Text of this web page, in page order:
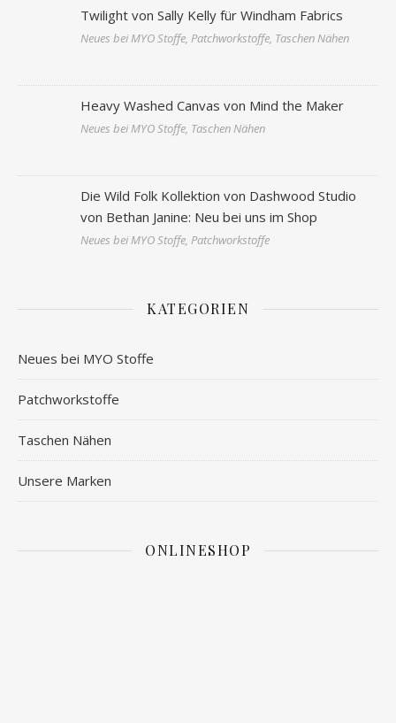
Twilight von Sally Kelly für Windham Fabrics
Neues bei MYO Stoffe, Patchworkstoffe, Taschen Nähen
Heavy Washed Canvas von Mind the Maker
Neues bei MYO Stoffe, Taschen Nähen
Die Wild Folk Kollektion von Dashwood Studio
von Bethan Janine: Neu bei uns im Shop
Neues bei MYO Stoffe, Patchworkstoffe
KATEGORIEN
Neues bei MYO Stoffe
Patchworkstoffe
Taschen Nähen
Unsere Marken
ONLINESHOP